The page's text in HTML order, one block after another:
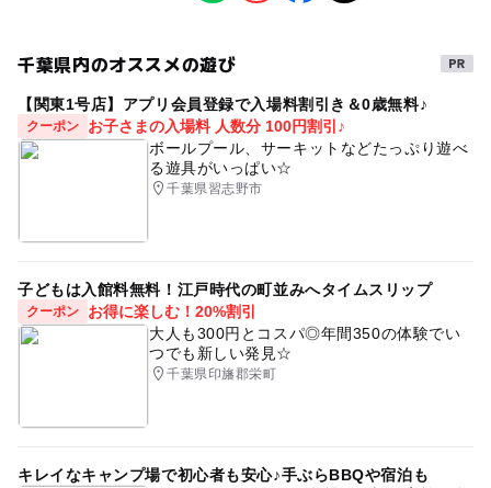
最終応募締切 2023-11-12(日)
応募方法
このイベントの受付は終了しました。
予約ページ
千葉県内のオススメの遊び
【関東1号店】アプリ会員登録で入場料割引き＆0歳無料♪
クーポン
お子さまの入場料 人数分 100円割引♪
ボールプール、サーキットなどたっぷり遊べ
る遊具がいっぱい☆
千葉県習志野市
子どもは入館料無料！江戸時代の町並みへタイムスリップ
クーポン
お得に楽しむ！20%割引
大人も300円とコスパ◎年間350の体験でい
つでも新しい発見☆
千葉県印旛郡栄町
キレイなキャンプ場で初心者も安心♪手ぶらBBQや宿泊も